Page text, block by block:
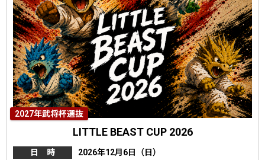
2027年武将杯選抜
LITTLE BEAST CUP 2026
日 時
2026年12月6日（日）